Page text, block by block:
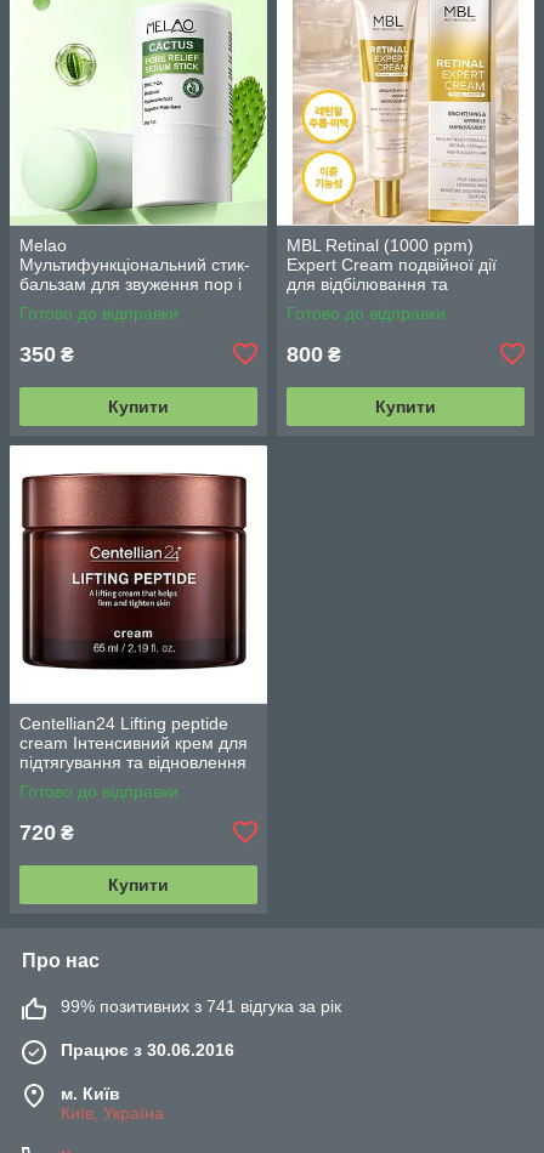
Melao
Мультифункціональний стик-
бальзам для звуження пор і
контролю себуму 30 г
Готово до відправки
350 ₴
Купити
MBL Retinal (1000 ppm)
Expert Cream подвійної дії
для відбілювання та
зменшення зморшок з
ретиналем 30 г
Готово до відправки
800 ₴
Купити
Centellian24 Lifting peptide
cream Інтенсивний крем для
підтягування та відновлення
шкіри 65 мл.
Готово до відправки
720 ₴
Купити
Про нас
99% позитивних з 741 відгука за рік
Працює з 30.06.2016
м. Київ
Київ, Україна